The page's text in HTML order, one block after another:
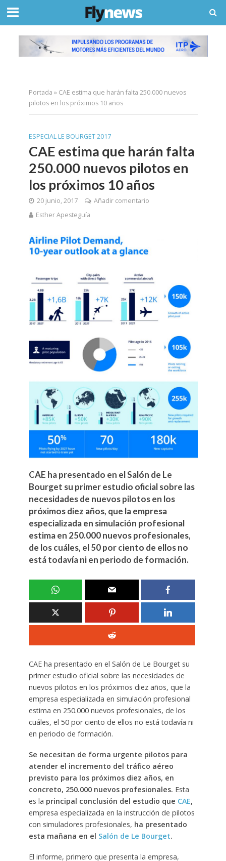
Portada » CAE estima que harán falta 250.000 nuevos
pilotos en los próximos 10 años
ESPECIAL LE BOURGET 2017
CAE estima que harán falta
250.000 nuevos pilotos en
los próximos 10 años
20 junio, 2017
Añadir comentario
Esther Apesteguía
CAE ha presentado en el Salón de Le
Bourget su primer estudio oficial sobre las
necesidades de nuevos pilotos en los
próximos diez años, que la empresa
especializada en simulación profesional
estima en 250.000 nuevos profesionales,
de los cuáles, el 50 por ciento de ellos no
está todavía ni en periodo de formación.
CAE ha presentado en el Salón de Le Bourget su
primer estudio oficial sobre las necesidades de
nuevos pilotos en los próximos diez años, que la
empresa especializada en simulación profesional
estima en 250.000 nuevos profesionales, de los
cuáles, el 50 por ciento de ellos no está todavía ni
en periodo de formación.
Se necesitan de forma urgente pilotos para
atender el incremento del tráfico aéreo
previsto para los próximos diez años, en
concreto, 250.000 nuevos profesionales. Esta
es la principal conclusión del estudio que CAE,
empresa especializada en la instrucción de pilotos
con simuladores profesionales, ha presentado
esta mañana en el Salón de Le Bourget.
El informe, primero que presenta la empresa,